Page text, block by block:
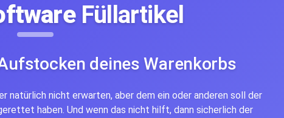
Füllartikel
deines Warenkorbs
natürlich nicht erwarten, aber dem ein oder anderen soll der
haben. Und wenn das nicht hilft, dann sicherlich der